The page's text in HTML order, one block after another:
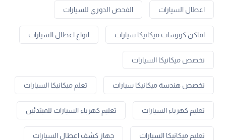
اعطال السيارات الفحص الدوري للسيارات
اماكن كورسات ميكانيكا سيارات انواع اعطال السيارات
تخصص ميكانيكا السيارات
تخصص هندسة ميكانيكا سيارات تعلم ميكانيكا السيارات
تعليم كهرباء السيارات تعليم كهرباء السيارات للمبتدئين
تعليم ميكانيكا السيارات جهاز كشف اعطال السيارات